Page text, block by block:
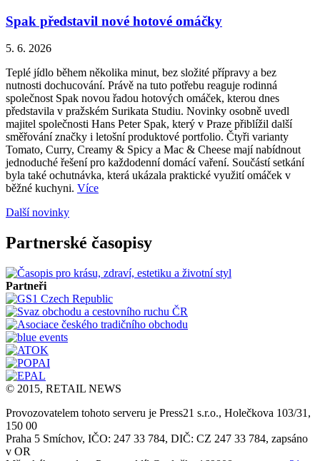
Spak představil nové hotové omáčky
5. 6. 2026
Teplé jídlo během několika minut, bez složité přípravy a bez
nutnosti dochucování. Právě na tuto potřebu reaguje rodinná
společnost Spak novou řadou hotových omáček, kterou dnes
představila v pražském Surikata Studiu. Novinky osobně uvedl
majitel společnosti Hans Peter Spak, který v Praze přiblížil další
směřování značky i letošní produktové portfolio. Čtyři varianty
Tomato, Curry, Creamy & Spicy a Mac & Cheese mají nabídnout
jednoduché řešení pro každodenní domácí vaření. Součástí setkání
byla také ochutnávka, která ukázala praktické využití omáček v
běžné kuchyni. Více
Další novinky
Partnerské časopisy
Partneři
© 2015, RETAIL NEWS
Provozovatelem tohoto serveru je Press21 s.r.o., Holečkova 103/31,
150 00
Praha 5 Smíchov, IČO: 247 33 784, DIČ: CZ 247 33 784, zapsáno
v OR